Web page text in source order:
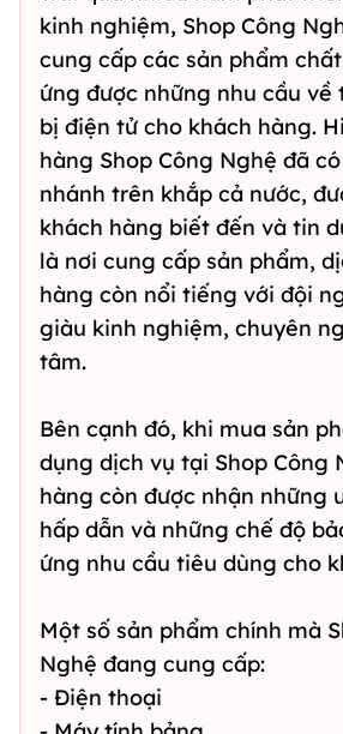
kinh nghiệm, Shop Công
cung cấp các sản phẩm
ứng được những nhu cầu
bị điện tử cho khách hàng.
hàng Shop Công Nghệ đã
nhánh trên khắp cả nước,
khách hàng biết đến và tin
là nơi cung cấp sản phẩm,
hàng còn nổi tiếng với đội
giàu kinh nghiệm, chuyên
tâm.
Bên cạnh đó, khi mua sản
dụng dịch vụ tại Shop Công
hàng còn được nhận những
hấp dẫn và những chế độ
ứng nhu cầu tiêu dùng cho
Một số sản phẩm chính mà
Nghệ đang cung cấp:
- Điện thoại